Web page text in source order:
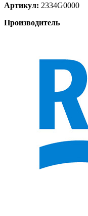
Артикул: 2334G0000
Производитель